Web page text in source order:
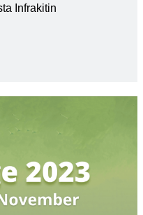
Infrakitin